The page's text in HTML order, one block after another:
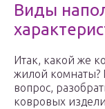
Виды
Итак, какой же
жилой комнаты?
вопрос,
ковровых